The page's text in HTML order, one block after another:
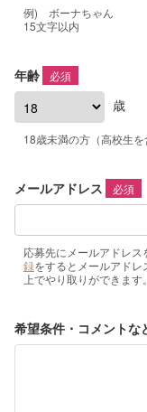
例) ボーナちゃん
15文字以内
年齢 必須
歳
18歳未満の方（高校生を
メールアドレス 必須
応募先にメールアドレ
録をするとメールアド
上でやり取りができます。
希望条件・コメントな